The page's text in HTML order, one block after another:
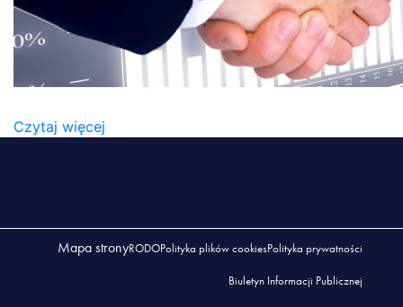
Czytaj więcej
Mapa stronyRODOPolityka plików cookiesPolityka prywatności
Biuletyn Informacji Publicznej